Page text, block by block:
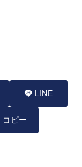
LINE
コピー